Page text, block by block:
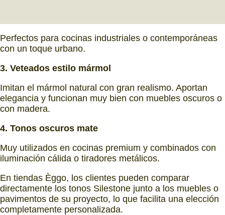
Perfectos para cocinas industriales o contemporáneas
con un toque urbano.
3. Veteados estilo mármol
Imitan el mármol natural con gran realismo. Aportan
elegancia y funcionan muy bien con muebles oscuros o
con madera.
4. Tonos oscuros mate
Muy utilizados en cocinas premium y combinados con
iluminación cálida o tiradores metálicos.
En tiendas Èggo, los clientes pueden comparar
directamente los tonos Silestone junto a los muebles o
pavimentos de su proyecto, lo que facilita una elección
completamente personalizada.